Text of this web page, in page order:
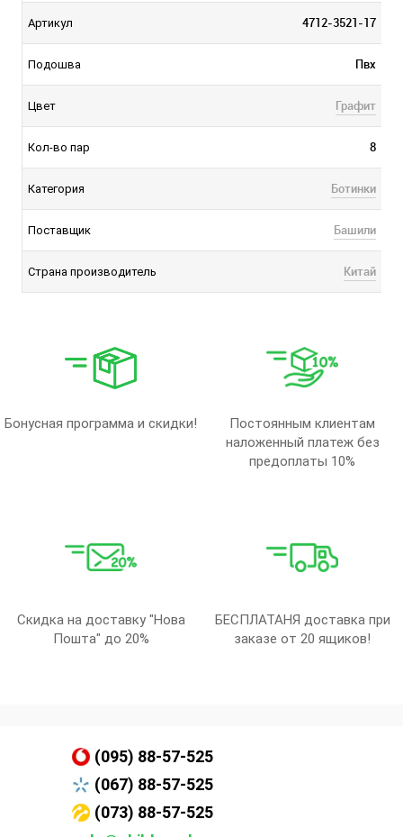
Артикул 4712-3521-17
Подошва Пвх
Цвет Графит
Кол-во пар 8
Категория Ботинки
Поставщик Башили
Страна производитель Китай
Бонусная программа и скидки!
Постоянным клиентам
наложенный платеж без
предоплаты 10%
Скидка на доставку "Нова
Пошта" до 20%
БЕСПЛАТАНЯ доставка при
заказе от 20 ящиков!
(095) 88-57-525
(067) 88-57-525
(073) 88-57-525